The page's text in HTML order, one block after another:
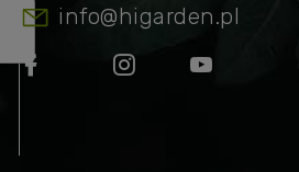
info@higarden.pl